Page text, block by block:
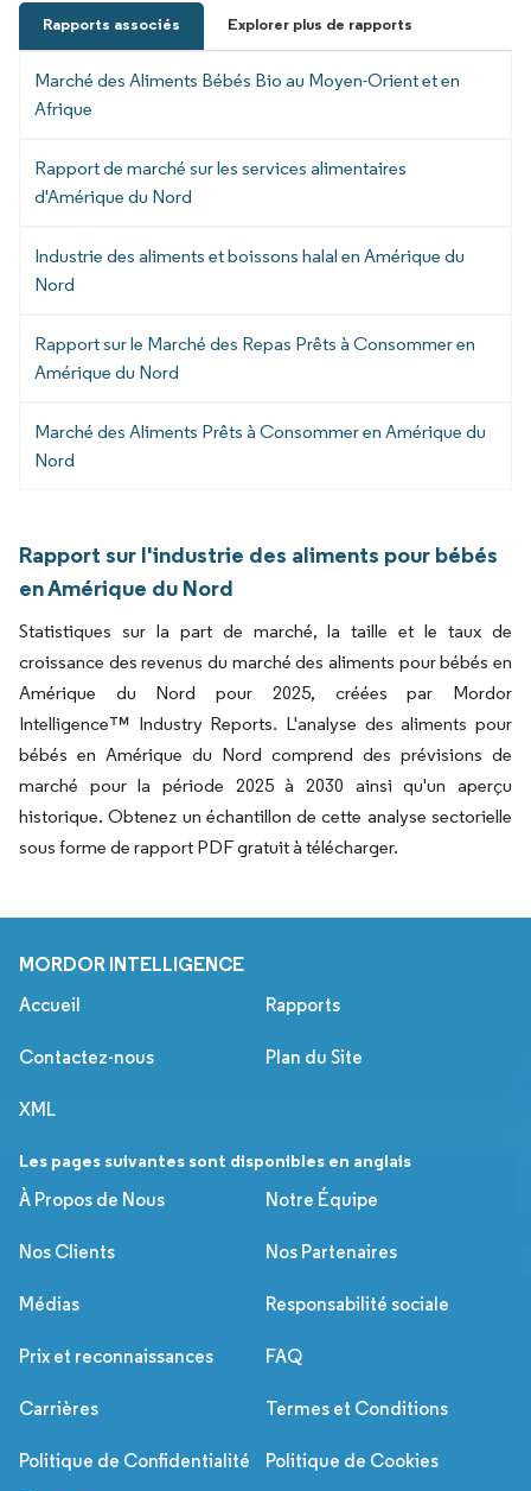
Rapports associés Explorer plus de rapports
Marché des Aliments Bébés Bio au Moyen-Orient et en
Afrique
Rapport de marché sur les services alimentaires
d'Amérique du Nord
Industrie des aliments et boissons halal en Amérique du
Nord
Rapport sur le Marché des Repas Prêts à Consommer en
Amérique du Nord
Marché des Aliments Prêts à Consommer en Amérique du
Nord
Rapport sur l'industrie des aliments pour bébés
en Amérique du Nord
Statistiques sur la part de marché, la taille et le taux de
croissance des revenus du marché des aliments pour bébés en
Amérique du Nord pour 2025, créées par Mordor
Intelligence™ Industry Reports. L'analyse des aliments pour
bébés en Amérique du Nord comprend des prévisions de
marché pour la période 2025 à 2030 ainsi qu'un aperçu
historique. Obtenez un échantillon de cette analyse sectorielle
sous forme de rapport PDF gratuit à télécharger.
MORDOR INTELLIGENCE
Accueil Rapports
Contactez-nous Plan du Site
XML
Les pages suivantes sont disponibles en anglais
À Propos de Nous
Notre Équipe
Nos Clients Nos Partenaires
Médias Responsabilité sociale
Prix et reconnaissances FAQ
Carrières Termes et Conditions
Politique de Confidentialité Politique de Cookies